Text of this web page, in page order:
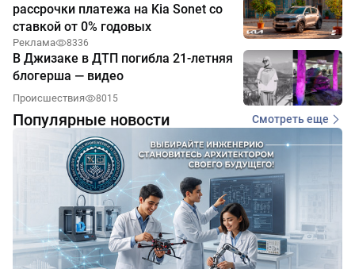
рассрочки платежа на Kia Sonet со
ставкой от 0% годовых
Реклама 8336
В Джизаке в ДТП погибла 21-летняя
блогерша — видео
Происшествия 8015
Популярные новости Смотреть еще